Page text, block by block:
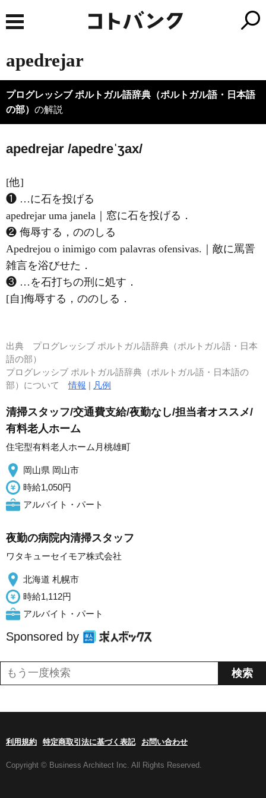
apedrejar
プログレッシブ ポルトガル語辞典（ポルトガル語・日本語
の部） の解説
apedrejar /apedreˈʒax/
[他]
❶ …に石を投げる
apedrejar uma janela｜窓に石を投げる．
❷ 侮辱する，ののしる
Apedrejou o inimigo com palavras ofensivas.｜敵に罵詈
雑言を浴びせた．
❸ …を石打ちの刑に処す．
[自]侮辱する，ののしる．
出典 プログレッシブ ポルトガル語辞典（ポルトガル語・日本
語の部）
プログレッシブ ポルトガル語辞典（ポルトガル語・日本語の
部）について情報 | 凡例
清掃スタッフ/交通費支給/夜勤なし/担当者オススメ/
有料老人ホーム
住宅型有料老人ホーム月桃雄町
岡山県 岡山市
時給1,050円
アルバイト・パート
夜勤の病院内清掃スタッフ
ワタキューセイモア株式会社
北海道 札幌市
時給1,112円
アルバイト・パート
Sponsored by
利用規約 特定商取引法に基づく表記 お問い合わせ
Copyright © Business Architect Inc. All Rights Reserved.